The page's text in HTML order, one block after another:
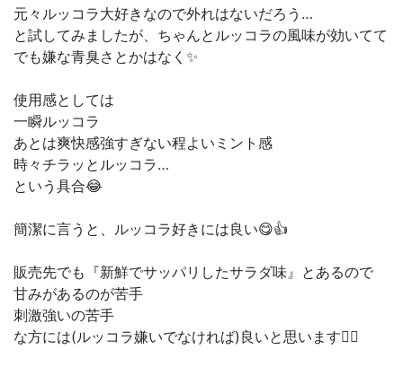
元々ルッコラ大好きなので外れはないだろう…
と試してみましたが、ちゃんとルッコラの風味が効いてて
でも嫌な青臭さとかはなく✨
使用感としては
一瞬ルッコラ
あとは爽快感強すぎない程よいミント感
時々チラッとルッコラ…
という具合😂
簡潔に言うと、ルッコラ好きには良い😋👍
販売先でも『新鮮でサッパリしたサラダ味』とあるので
甘みがあるのが苦手
刺激強いの苦手
な方には(ルッコラ嫌いでなければ)良いと思います🙆‍♀️